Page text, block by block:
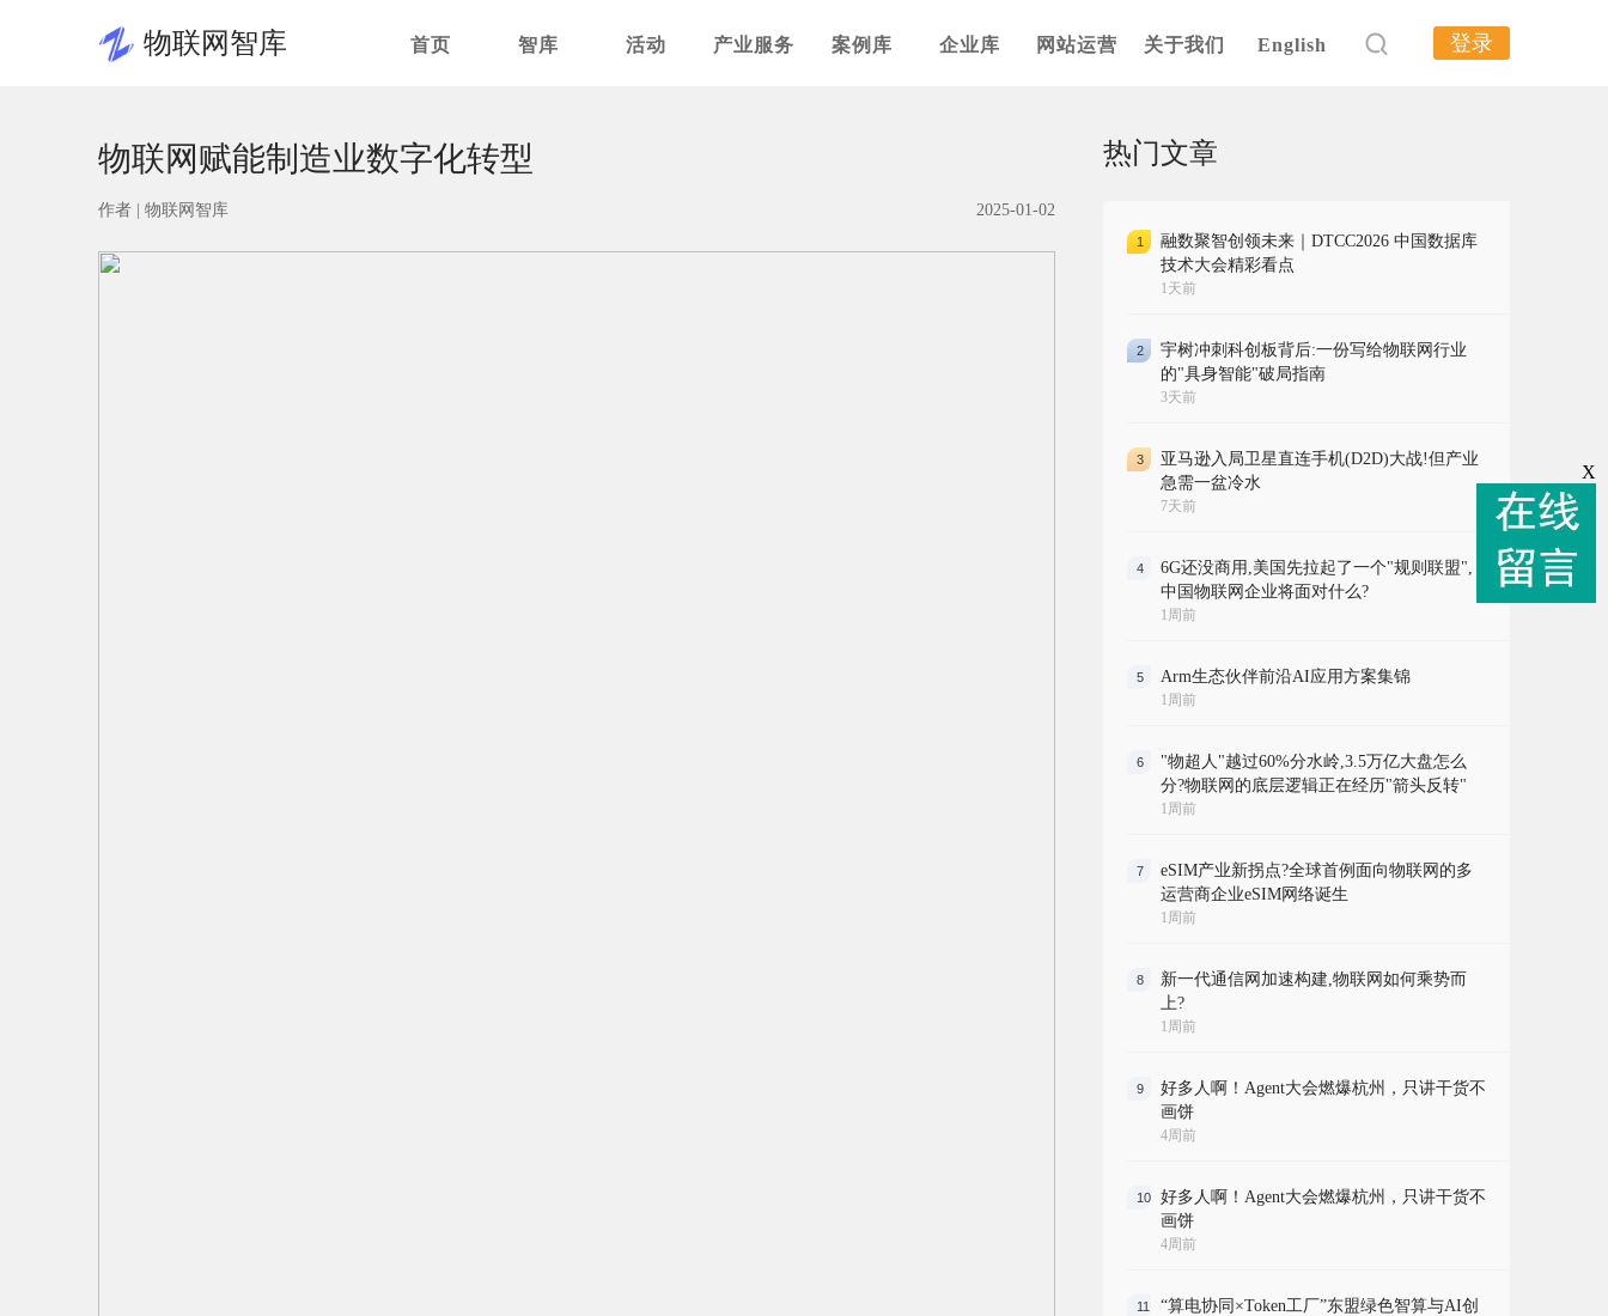
物联网智库 首页 智库 活动 产业服务 案例库 企业库 网站运营 关于我们 English 登录
物联网赋能制造业数字化转型
作者 | 物联网智库 2025-01-02
热门文章
1
融数聚智创领未来｜DTCC2026 中国数据库
技术大会精彩看点
1天前
2
宇树冲刺科创板背后:一份写给物联网行业
的"具身智能"破局指南
3天前
3
亚马逊入局卫星直连手机(D2D)大战!但产业
急需一盆冷水
7天前
4
6G还没商用,美国先拉起了一个"规则联盟",
中国物联网企业将面对什么?
1周前
5 Arm生态伙伴前沿AI应用方案集锦
1周前
6
"物超人"越过60%分水岭,3.5万亿大盘怎么
分?物联网的底层逻辑正在经历"箭头反转"
1周前
7
eSIM产业新拐点?全球首例面向物联网的多
运营商企业eSIM网络诞生
1周前
8
新一代通信网加速构建,物联网如何乘势而
上?
1周前
9
好多人啊！Agent大会燃爆杭州，只讲干货不
画饼
4周前
10
好多人啊！Agent大会燃爆杭州，只讲干货不
画饼
4周前
11
“算电协同×Token工厂”东盟绿色智算与AI创
X